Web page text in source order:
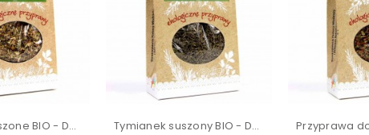
Oregano suszone BIO - Dary Natury 20 g Tymianek suszony BIO - Dary Natury 20 g